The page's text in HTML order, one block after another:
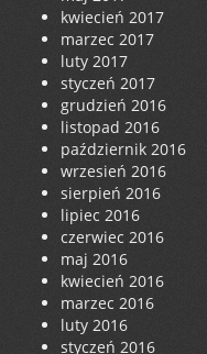
kwiecień 2017
marzec 2017
luty 2017
styczeń 2017
grudzień 2016
listopad 2016
październik 2016
wrzesień 2016
sierpień 2016
lipiec 2016
czerwiec 2016
maj 2016
kwiecień 2016
marzec 2016
luty 2016
styczeń 2016